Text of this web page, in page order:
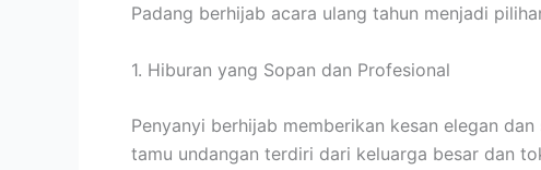
Padang berhijab acara ulang tahun menjadi
1. Hiburan yang Sopan dan Profesional
Penyanyi berhijab memberikan kesan elegan
tamu undangan terdiri dari keluarga besar dan